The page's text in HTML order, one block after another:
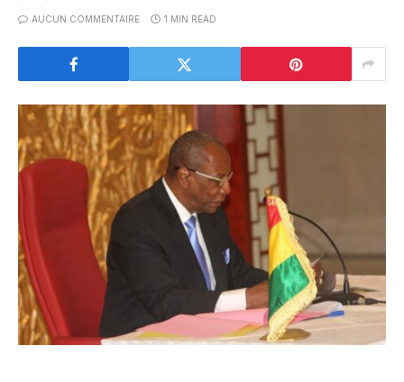
AUCUN COMMENTAIRE 1 MIN READ